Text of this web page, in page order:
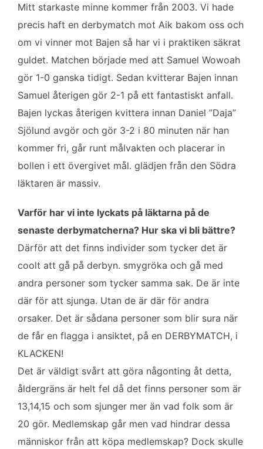
Mitt starkaste minne kommer från 2003. Vi hade
precis haft en derbymatch mot Aik bakom oss och
om vi vinner mot Bajen så har vi i praktiken säkrat
guldet. Matchen började med att Samuel Wowoah
gör 1-0 ganska tidigt. Sedan kvitterar Bajen innan
Samuel återigen gör 2-1 på ett fantastiskt anfall.
Bajen lyckas återigen kvittera innan Daniel ”Daja”
Sjölund avgör och gör 3-2 i 80 minuten när han
kommer fri, går runt målvakten och placerar in
bollen i ett övergivet mål. glädjen från den Södra
läktaren är massiv.
Varför har vi inte lyckats på läktarna på de
senaste derbymatcherna? Hur ska vi bli bättre?
Därför att det finns individer som tycker det är
coolt att gå på derbyn. smygröka och gå med
andra personer som tycker samma sak. De är inte
där för att sjunga. Utan de är där för andra
orsaker. Det är sådana personer som blir sura när
de får en flagga i ansiktet, på en DERBYMATCH, i
KLACKEN!
Det är väldigt svårt att göra någonting åt detta,
åldergräns är helt fel då det finns personer som är
13,14,15 och som sjunger mer än vad folk som är
20 gör. Medlemskap går men vad hindrar dessa
människor från att köpa medlemskap? Dock skulle